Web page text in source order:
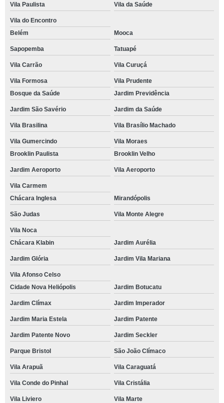
Vila Paulista Vila da Saúde
Vila do Encontro
Belém
Mooca
Sapopemba Tatuapé
Vila Carrão Vila Curuçá
Vila Formosa
Vila Prudente
Bosque da Saúde
Jardim Previdência
Jardim São Savério Jardim da Saúde
Vila Brasilina Vila Brasílio Machado
Vila Gumercindo
Vila Moraes
Brooklin Paulista
Brooklin Velho
Jardim Aeroporto Vila Aeroporto
Vila Carmem
Chácara Inglesa
Mirandópolis
São Judas Vila Monte Alegre
Vila Noca
Chácara Klabin
Jardim Aurélia
Jardim Glória Jardim Vila Mariana
Vila Afonso Celso
Cidade Nova Heliópolis
Jardim Botucatu
Jardim Clímax Jardim Imperador
Jardim Maria Estela Jardim Patente
Jardim Patente Novo Jardim Seckler
Parque Bristol São João Clímaco
Vila Arapuã Vila Caraguatá
Vila Conde do Pinhal Vila Cristália
Vila Liviero Vila Marte